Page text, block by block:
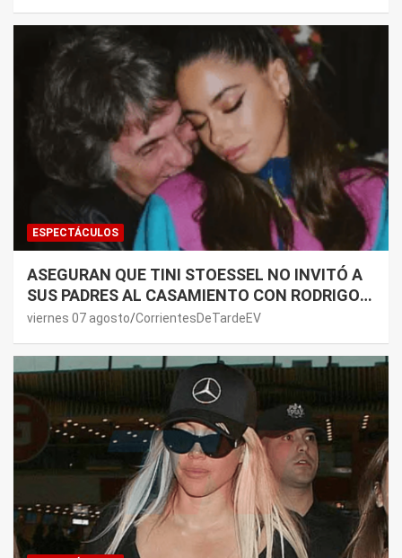
ESPECTÁCULOS
ASEGURAN QUE TINI STOESSEL NO INVITÓ A
SUS PADRES AL CASAMIENTO CON RODRIGO
DE PAUL: LOS MOTIVOS
viernes 07 agosto CorrientesDeTardeEV